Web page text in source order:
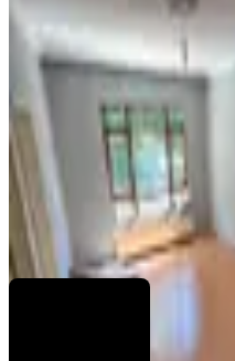
Keçiören,
3+1·120 m²
20.500 ₺
Tekin EmlakçımBaha Demir
Ara